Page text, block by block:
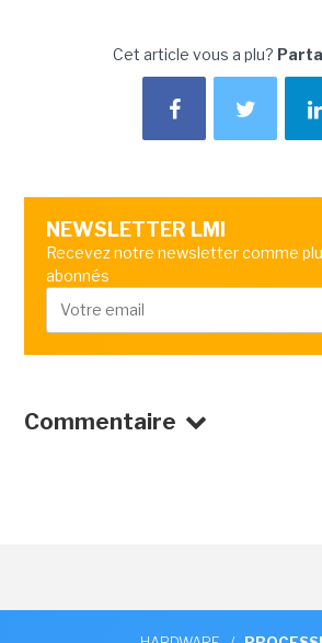
Cet article vous a plu?
NEWSLETTER LMI
Recevez notre newsletter comme
abonnés
Commentaire